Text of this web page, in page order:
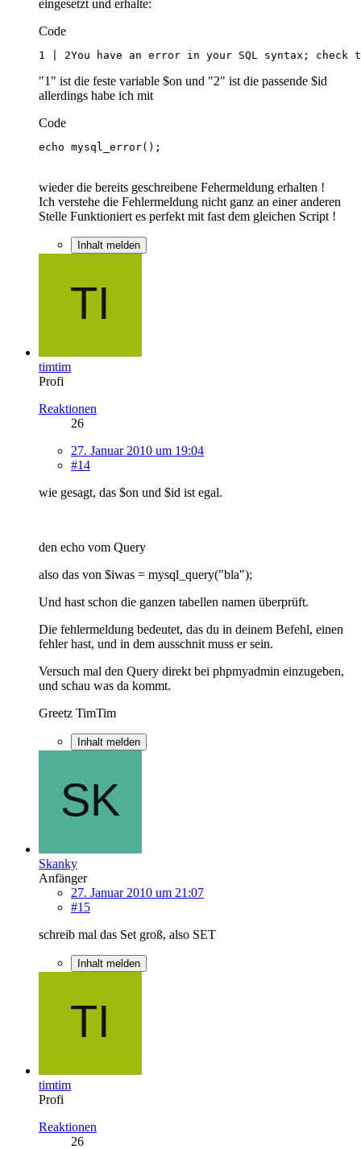
eingesetzt und erhalte:
Code
1 | 2You have an error in your SQL syntax;
"1" ist die feste variable $on und "2" ist die passende $id
allerdings habe ich mit
Code
echo mysql_error();
wieder die bereits geschreibene Fehermeldung erhalten !
Ich verstehe die Fehlermeldung nicht ganz an einer anderen
Stelle Funktioniert es perfekt mit fast dem gleichen Script !
Inhalt melden
timtim
Profi
Reaktionen
26
27. Januar 2010 um 19:04
#14
wie gesagt, das $on und $id ist egal.
den echo vom Query
also das von $iwas = mysql_query("bla");
Und hast schon die ganzen tabellen namen überprüft.
Die fehlermeldung bedeutet, das du in deinem Befehl, einen
fehler hast, und in dem ausschnit muss er sein.
Versuch mal den Query direkt bei phpmyadmin einzugeben,
und schau was da kommt.
Greetz TimTim
Inhalt melden
Skanky
Anfänger
27. Januar 2010 um 21:07
#15
schreib mal das Set groß, also SET
Inhalt melden
timtim
Profi
Reaktionen
26